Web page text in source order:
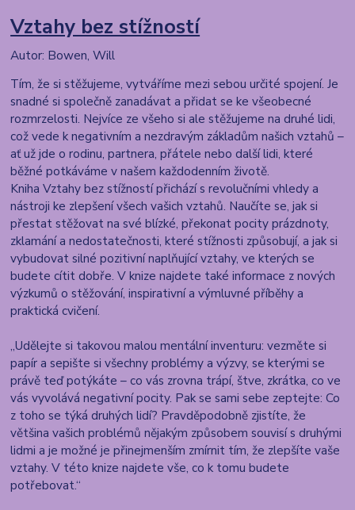
Vztahy bez stížností
Autor: Bowen, Will
Tím, že si stěžujeme, vytváříme mezi sebou určité spojení. Je
snadné si společně zanadávat a přidat se ke všeobecné
rozmrzelosti. Nejvíce ze všeho si ale stěžujeme na druhé lidi,
což vede k negativním a nezdravým základům našich vztahů –
ať už jde o rodinu, partnera, přátele nebo další lidi, které
běžné potkáváme v našem každodenním životě.
Kniha Vztahy bez stížností přichází s revolučními vhledy a
nástroji ke zlepšení všech vašich vztahů. Naučíte se, jak si
přestat stěžovat na své blízké, překonat pocity prázdnoty,
zklamání a nedostatečnosti, které stížnosti způsobují, a jak si
vybudovat silné pozitivní naplňující vztahy, ve kterých se
budete cítit dobře. V knize najdete také informace z nových
výzkumů o stěžování, inspirativní a výmluvné příběhy a
praktická cvičení.
„Udělejte si takovou malou mentální inventuru: vezměte si
papír a sepište si všechny problémy a výzvy, se kterými se
právě teď potýkáte – co vás zrovna trápí, štve, zkrátka, co ve
vás vyvolává negativní pocity. Pak se sami sebe zeptejte: Co
z toho se týká druhých lidí? Pravděpodobně zjistíte, že
většina vašich problémů nějakým způsobem souvisí s druhými
lidmi a je možné je přinejmenším zmírnit tím, že zlepšíte vaše
vztahy. V této knize najdete vše, co k tomu budete
potřebovat.“